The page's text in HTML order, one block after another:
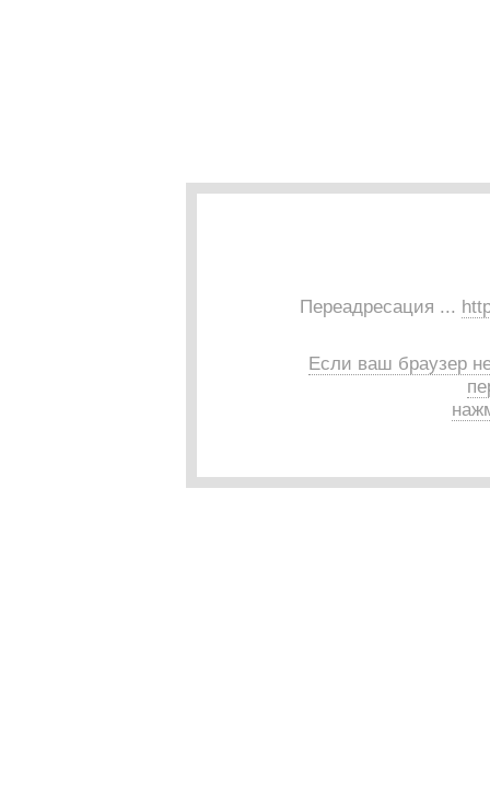
Переадресация ...
Если ваш браузер